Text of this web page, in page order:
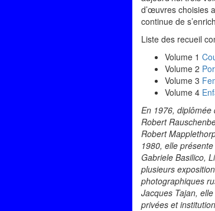
d’œuvres choisies
continue de
Liste des recueil
Volume 1
Volume 2
Volume 3
Volume 4
En 1976, diplômée
Robert
Robert
1980, elle
Gabriele Basilico,
plusieurs
photographiques
Jacques Tajan,
privées et